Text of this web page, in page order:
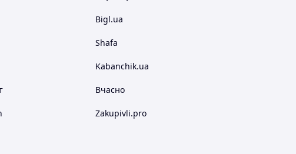
Bigl.ua
Shafa
Kabanchik.ua
Вчасно
Zakupivli.pro